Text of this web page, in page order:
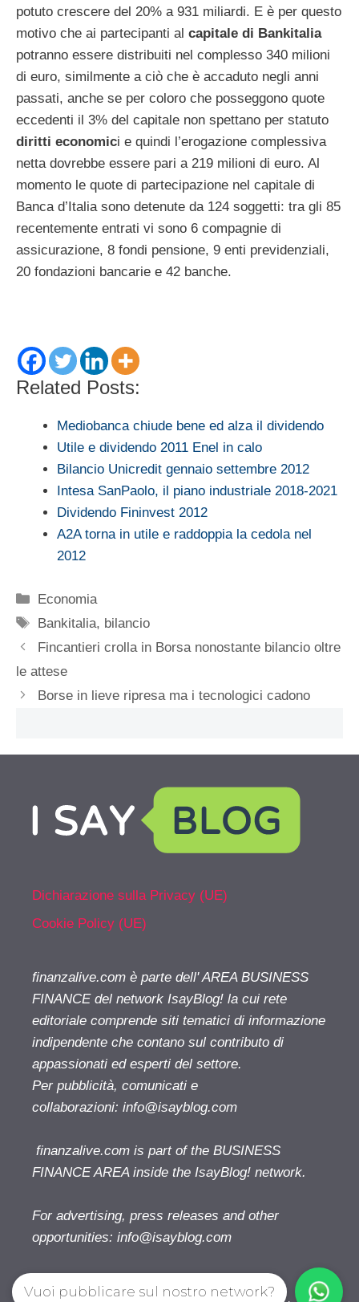
potuto crescere del 20% a 931 miliardi. E è per questo
motivo che ai partecipanti al capitale di Bankitalia
potranno essere distribuiti nel complesso 340 milioni
di euro, similmente a ciò che è accaduto negli anni
passati, anche se per coloro che posseggono quote
eccedenti il 3% del capitale non spettano per statuto
diritti economici e quindi l’erogazione complessiva
netta dovrebbe essere pari a 219 milioni di euro. Al
momento le quote di partecipazione nel capitale di
Banca d’Italia sono detenute da 124 soggetti: tra gli 85
recentemente entrati vi sono 6 compagnie di
assicurazione, 8 fondi pensione, 9 enti previdenziali,
20 fondazioni bancarie e 42 banche.
Related Posts:
Mediobanca chiude bene ed alza il dividendo
Utile e dividendo 2011 Enel in calo
Bilancio Unicredit gennaio settembre 2012
Intesa SanPaolo, il piano industriale 2018-2021
Dividendo Fininvest 2012
A2A torna in utile e raddoppia la cedola nel
2012
Categorie
Economia
Tag
Bankitalia, bilancio
Fincantieri crolla in Borsa nonostante bilancio oltre
le attese
Borse in lieve ripresa ma i tecnologici cadono
Dichiarazione sulla Privacy (UE)
Cookie Policy (UE)
finanzalive.com è parte dell' AREA BUSINESS
FINANCE del network IsayBlog! la cui rete
editoriale comprende siti tematici di informazione
indipendente che contano sul contributo di
appassionati ed esperti del settore.
Per pubblicità, comunicati e
collaborazioni: info@isayblog.com
finanzalive.com is part of the BUSINESS
FINANCE AREA inside the IsayBlog! network.
For advertising, press releases and other
opportunities: info@isayblog.com
Vuoi pubblicare sul nostro network?